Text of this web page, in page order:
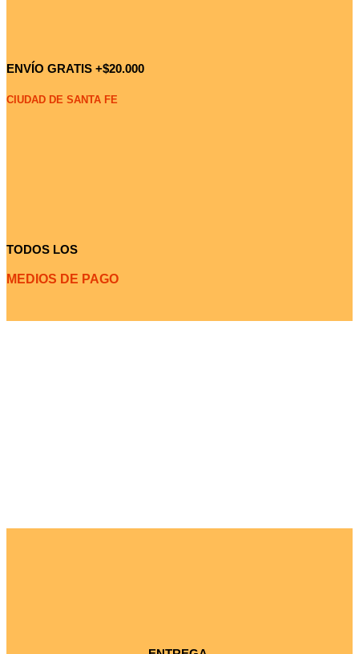
ENVÍO GRATIS +$20.000
CIUDAD DE SANTA FE
TODOS LOS
MEDIOS DE PAGO